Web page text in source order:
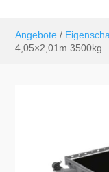
Angebote /
4,05×2,01m 3500kg